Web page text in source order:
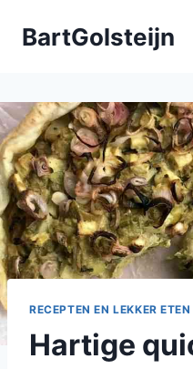
naarBartGolsteijn
RECEPTEN EN LEKKER ETEN
Hartige